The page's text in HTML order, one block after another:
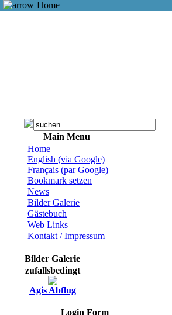
Home
Main Menu
Home
English (via Google)
Français (par Google)
Bookmark setzen
News
Bilder Galerie
Gästebuch
Web Links
Kontakt / Impressum
Bilder Galerie
zufallsbedingt
Agis Abflug
Login Form